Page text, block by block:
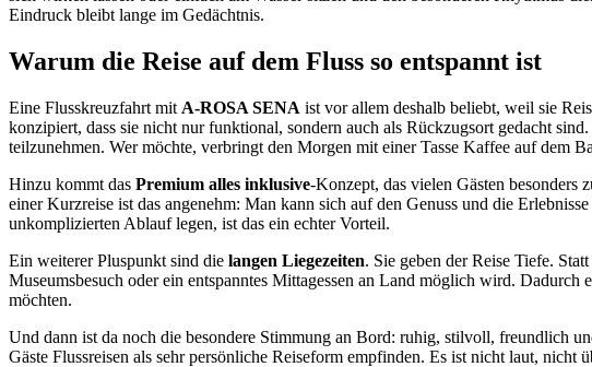
Eindruck bleibt lange im Gedächtnis.
Warum die Reise auf dem Fluss so entspannt ist
Eine Flusskreuzfahrt mit A-ROSA SENA ist vor allem deshalb beliebt, weil sie
konzipiert, dass sie nicht nur funktional, sondern auch als Rückzugsort gedacht
teilzunehmen. Wer möchte, verbringt den Morgen mit einer Tasse Kaffee auf dem
Hinzu kommt das Premium alles inklusive-Konzept, das vielen Gästen besonders
einer Kurzreise ist das angenehm: Man kann sich auf den Genuss und die
unkomplizierten Ablauf legen, ist das ein echter Vorteil.
Ein weiterer Pluspunkt sind die langen Liegezeiten. Sie geben der Reise Tiefe.
Museumsbesuch oder ein entspanntes Mittagessen an Land möglich wird. Dadurch
möchten.
Und dann ist da noch die besondere Stimmung an Bord: ruhig, stilvoll, freundlich
Gäste Flussreisen als sehr persönliche Reiseform empfinden. Es ist nicht laut, nicht